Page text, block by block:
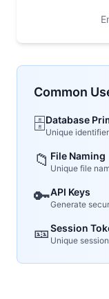
Common
🗄️Database
Unique
📁 File Naming
Unique file
🔑API Keys
Generate
🎫Session
Unique